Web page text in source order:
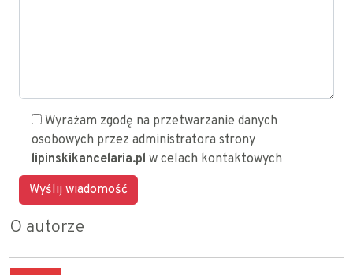
Wyrażam zgodę na przetwarzanie danych
osobowych przez administratora strony
lipinskikancelaria.pl w celach kontaktowych
O autorze